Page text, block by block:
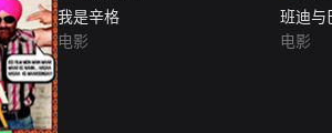
我是辛格
电影
班迪与
电影